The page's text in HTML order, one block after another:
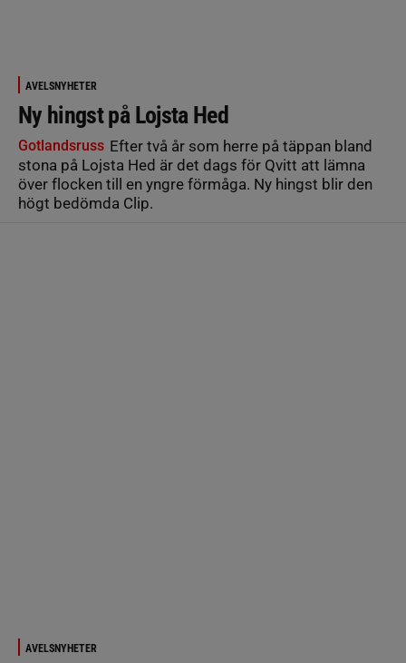
AVELSNYHETER
Ny hingst på Lojsta Hed
Gotlandsruss Efter två år som herre på täppan bland
stona på Lojsta Hed är det dags för Qvitt att lämna
över flocken till en yngre förmåga. Ny hingst blir den
högt bedömda Clip.
AVELSNYHETER